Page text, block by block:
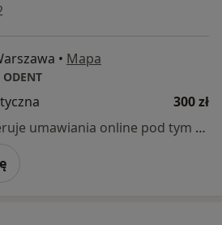
• Mapa
300 zł
Specjalista nie oferuje umawiania online pod tym adresem.